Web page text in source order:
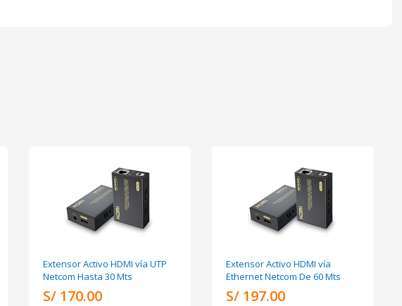
Extensor Activo HDMI vía UTP
Netcom Hasta 30 Mts
S/ 170.00
Extensor Activo HDMI vía
Ethernet Netcom De 60 Mts
S/ 197.00